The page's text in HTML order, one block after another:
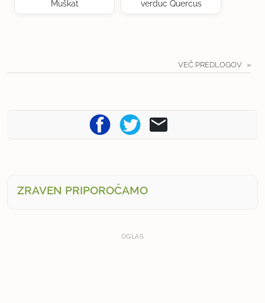
Muškat
verduc Quercus
VEČ PREDLOGOV
ZRAVEN PRIPOROČAMO
OGLAS